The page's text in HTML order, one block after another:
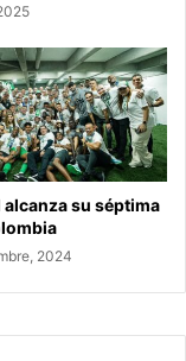
alcanza su séptima
2024